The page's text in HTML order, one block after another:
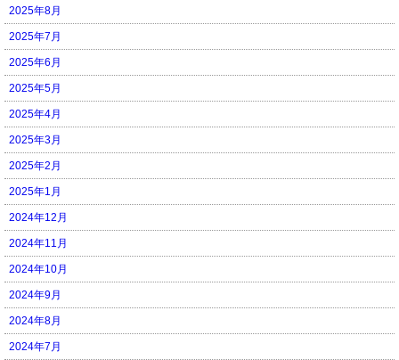
2025年8月
2025年7月
2025年6月
2025年5月
2025年4月
2025年3月
2025年2月
2025年1月
2024年12月
2024年11月
2024年10月
2024年9月
2024年8月
2024年7月